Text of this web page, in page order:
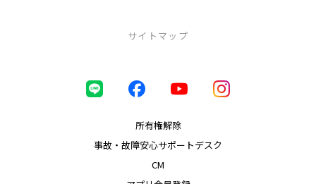
サイトマップ
所有権解除
事故・故障安心サポートデスク
CM